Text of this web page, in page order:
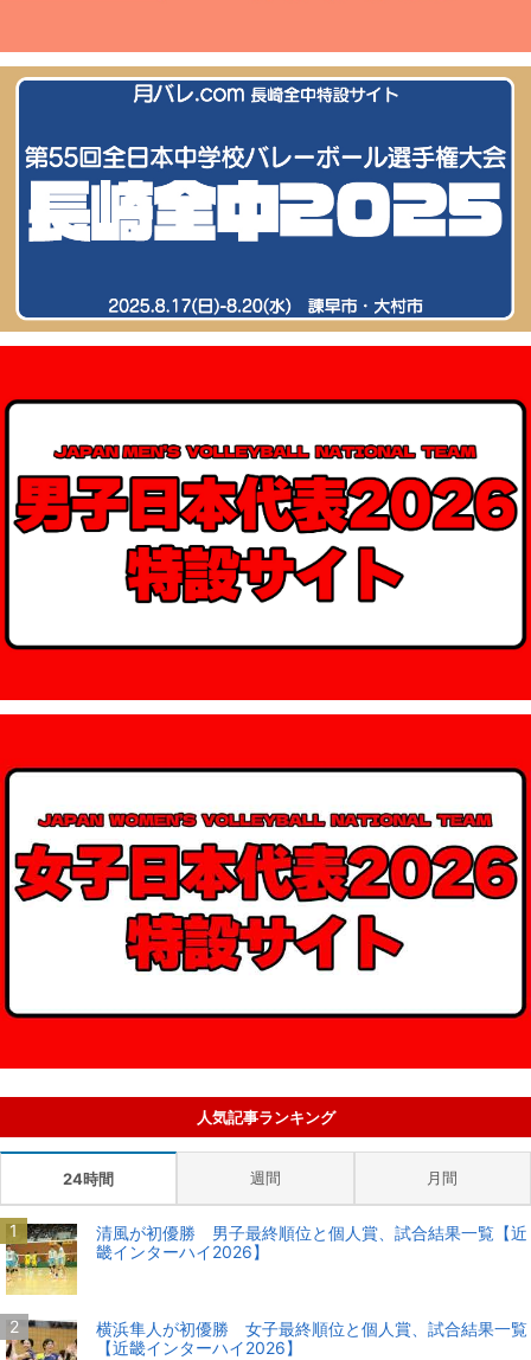
人気記事ランキング
24時間 週間 月間
清風が初優勝 男子最終順位と個人賞、試合結果一覧【近
畿インターハイ2026】
横浜隼人が初優勝 女子最終順位と個人賞、試合結果一覧
【近畿インターハイ2026】